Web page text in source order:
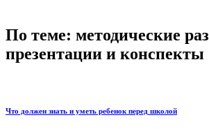
По теме: методические
презентации и конспекты
Что должен знать и уметь ребенок перед школой